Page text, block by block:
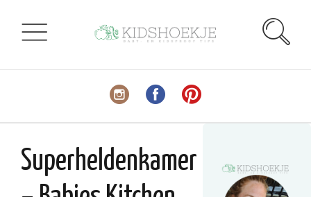
Superheldenkamer